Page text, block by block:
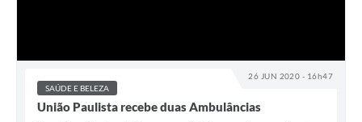
26 JUN 2020 - 16h47
SAÚDE E BELEZA
União Paulista recebe duas Ambulâncias